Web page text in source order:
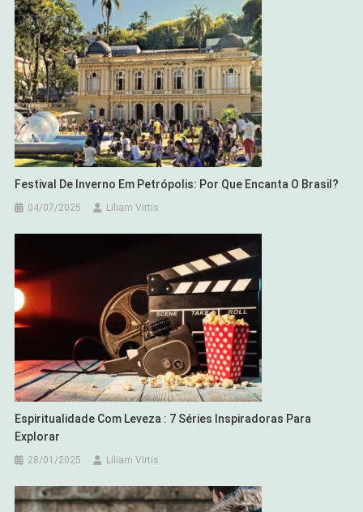
Festival De Inverno Em Petrópolis: Por Que Encanta O Brasil?
04/07/2025 Liliam Virtis
Espiritualidade Com Leveza : 7 Séries Inspiradoras Para
Explorar
28/01/2025 Liliam Virtis